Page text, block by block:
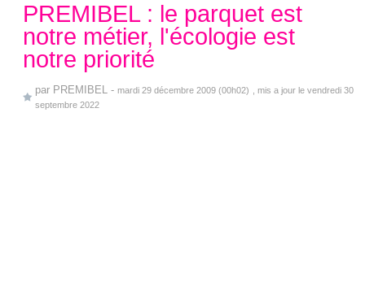
PREMIBEL : le parquet est
notre métier, l'écologie est
notre priorité
par PREMIBEL - mardi 29 décembre 2009 (00h02)
, mis a jour le vendredi 30
septembre 2022